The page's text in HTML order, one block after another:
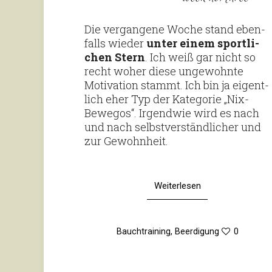
Die ver­gan­gene Woche stand eben­
falls wieder unter einem sport­li­
chen Stern. Ich weiß gar nicht so
recht woher diese unge­wohnte
Moti­va­tion stammt. Ich bin ja eigent­
lich eher Typ der Kate­gorie „Nix-
Bewegos“. Irgendwie wird es nach
und nach selbst­ver­ständ­li­cher und
zur Gewohnheit.
Weiterlesen
Bauchtraining, Beerdigung 0